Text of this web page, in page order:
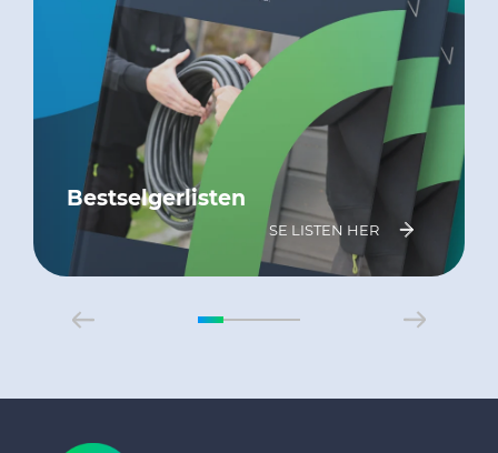
Bestselgerlisten
SE LISTEN HER